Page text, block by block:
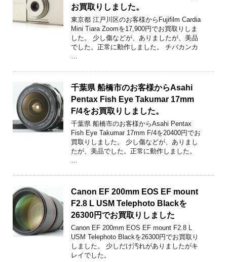
お買取りしました。
東京都 江戸川区のお客様からFujifilm Cardia
Mini Tiara Zoomを17,900円でお買取りしま
した。 少し傷などが、ありましたが、美品
でした。正常に動作しました。 チバカンカ
千葉県 船橋市のお客様からAsahi
Pentax Fish Eye Takumar 17mm
F/4をお買取りしました。
千葉県 船橋市のお客様からAsahi Pentax
Fish Eye Takumar 17mm F/4を20400円でお
買取りしました。 少し傷などが、ありまし
たが、美品でした。正常に動作しました。
Canon EF 200mm EOS EF mount
F2.8 L USM Telephoto Blackを
26300円でお買取りしました
Canon EF 200mm EOS EF mount F2.8 L
USM Telephoto Blackを26300円でお買取り
しました。 少しだけ汚れがありましたがキ
レイでした。